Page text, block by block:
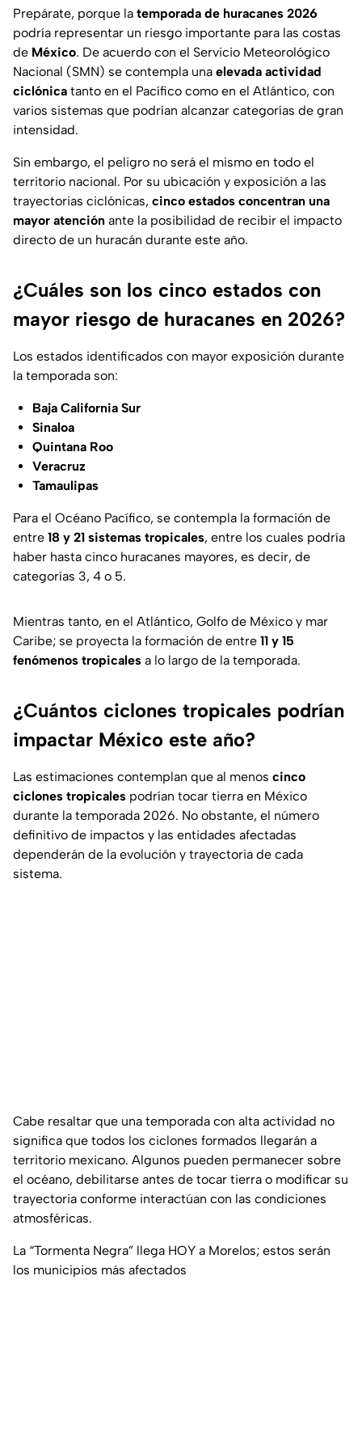
Prepárate, porque la temporada de huracanes 2026
podría representar un riesgo importante para las costas
de México. De acuerdo con el Servicio Meteorológico
Nacional (SMN) se contempla una elevada actividad
ciclónica tanto en el Pacífico como en el Atlántico, con
varios sistemas que podrían alcanzar categorías de gran
intensidad.
Sin embargo, el peligro no será el mismo en todo el
territorio nacional. Por su ubicación y exposición a las
trayectorias ciclónicas, cinco estados concentran una
mayor atención ante la posibilidad de recibir el impacto
directo de un huracán durante este año.
¿Cuáles son los cinco estados con
mayor riesgo de huracanes en 2026?
Los estados identificados con mayor exposición durante
la temporada son:
Baja California Sur
Sinaloa
Quintana Roo
Veracruz
Tamaulipas
Para el Océano Pacífico, se contempla la formación de
entre 18 y 21 sistemas tropicales, entre los cuales podría
haber hasta cinco huracanes mayores, es decir, de
categorías 3, 4 o 5.
Mientras tanto, en el Atlántico, Golfo de México y mar
Caribe; se proyecta la formación de entre 11 y 15
fenómenos tropicales a lo largo de la temporada.
¿Cuántos ciclones tropicales podrían
impactar México este año?
Las estimaciones contemplan que al menos cinco
ciclones tropicales podrían tocar tierra en México
durante la temporada 2026. No obstante, el número
definitivo de impactos y las entidades afectadas
dependerán de la evolución y trayectoria de cada
sistema.
Cabe resaltar que una temporada con alta actividad no
significa que todos los ciclones formados llegarán a
territorio mexicano. Algunos pueden permanecer sobre
el océano, debilitarse antes de tocar tierra o modificar su
trayectoria conforme interactúan con las condiciones
atmosféricas.
La “Tormenta Negra” llega HOY a Morelos; estos serán
los municipios más afectados